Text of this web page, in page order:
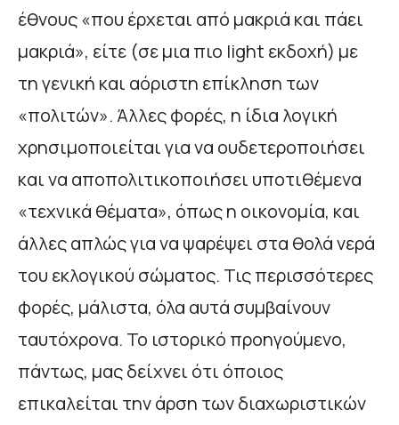
έθνους «που έρχεται από μακριά και πάει
μακριά», είτε (σε μια πιο light εκδοχή) με
τη γενική και αόριστη επίκληση των
«πολιτών». Άλλες φορές, η ίδια λογική
χρησιμοποιείται για να ουδετεροποιήσει
και να αποπολιτικοποιήσει υποτιθέμενα
«τεχνικά θέματα», όπως η οικονομία, και
άλλες απλώς για να ψαρέψει στα θολά νερά
του εκλογικού σώματος. Τις περισσότερες
φορές, μάλιστα, όλα αυτά συμβαίνουν
ταυτόχρονα. Το ιστορικό προηγούμενο,
πάντως, μας δείχνει ότι όποιος
επικαλείται την άρση των διαχωριστικών